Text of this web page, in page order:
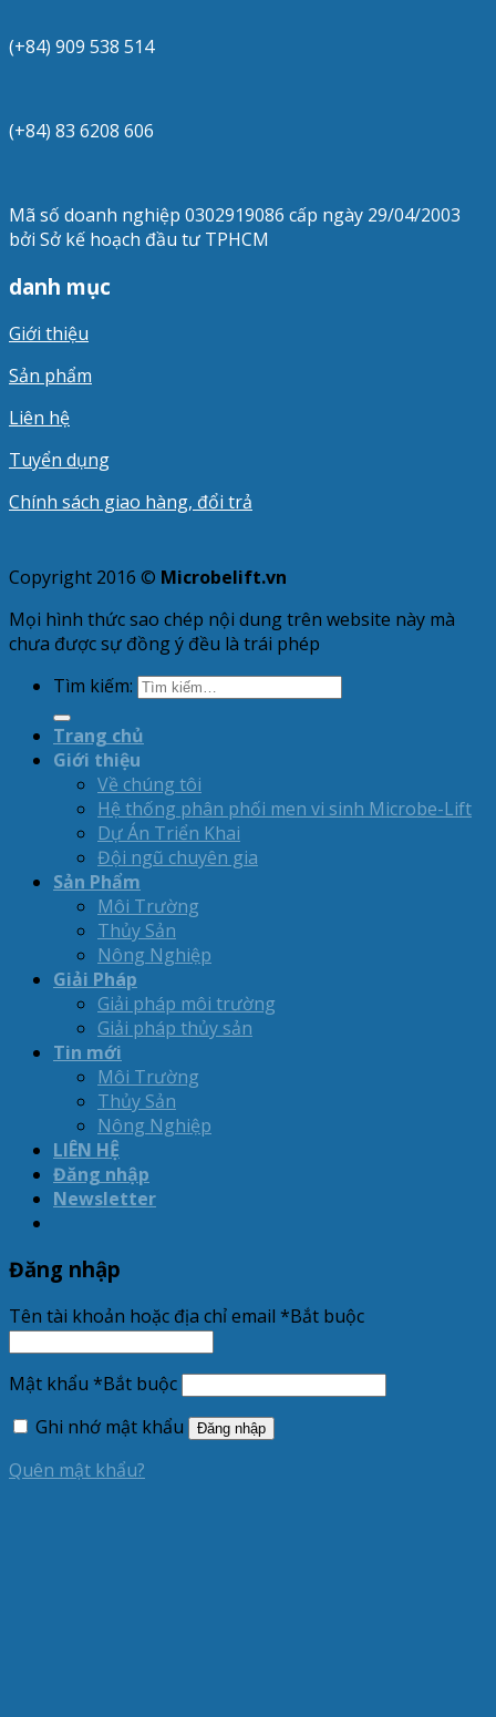
(+84) 909 538 514
(+84) 83 6208 606
Mã số doanh nghiệp 0302919086 cấp ngày 29/04/2003
bởi Sở kế hoạch đầu tư TPHCM
danh mục
Giới thiệu
Sản phẩm
Liên hệ
Tuyển dụng
Chính sách giao hàng, đổi trả
Copyright 2016 © Microbelift.vn
Mọi hình thức sao chép nội dung trên website này mà
chưa được sự đồng ý đều là trái phép
Tìm kiếm:
Trang chủ
Giới thiệu
Về chúng tôi
Hệ thống phân phối men vi sinh Microbe-Lift
Dự Án Triển Khai
Đội ngũ chuyên gia
Sản Phẩm
Môi Trường
Thủy Sản
Nông Nghiệp
Giải Pháp
Giải pháp môi trường
Giải pháp thủy sản
Tin mới
Môi Trường
Thủy Sản
Nông Nghiệp
LIÊN HỆ
Đăng nhập
Newsletter
Đăng nhập
Tên tài khoản hoặc địa chỉ email *Bắt buộc
Mật khẩu *Bắt buộc
Ghi nhớ mật khẩu
Đăng nhập
Quên mật khẩu?